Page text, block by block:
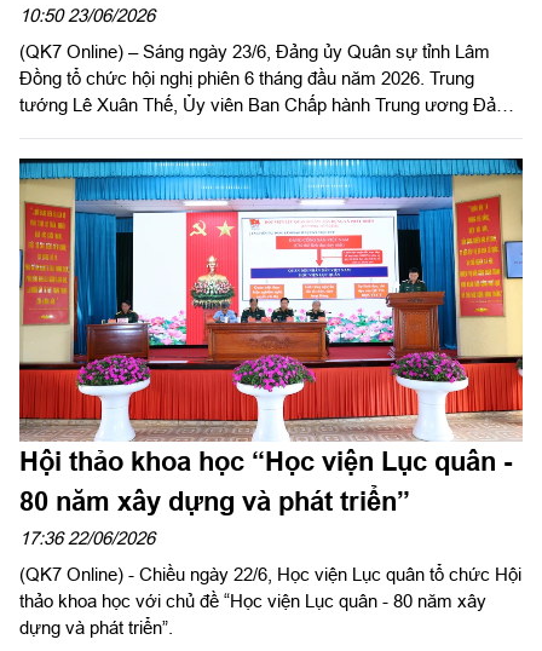
2026
10:50 23/06/2026
(QK7 Online) – Sáng ngày 23/6, Đảng ủy Quân sự tỉnh Lâm
Đồng tổ chức hội nghị phiên 6 tháng đầu năm 2026. Trung
tướng Lê Xuân Thế, Ủy viên Ban Chấp hành Trung ương Đảng,
Quân khu 7 dự, phát biểu chỉ đạo. Đồng chí Y Thanh Hà Niê
KĐăm, Ủy viên Ban Chấp hành Trung ương Đảng, Bí thư Tỉnh
ủy, Bí thư Đảng ủy Quân sự (ĐUQS) tỉnh chủ trì hội nghị.
Hội thảo khoa học “Học viện Lục quân -
80 năm xây dựng và phát triển”
17:36 22/06/2026
(QK7 Online) - Chiều ngày 22/6, Học viện Lục quân tổ chức Hội
thảo khoa học với chủ đề “Học viện Lục quân - 80 năm xây
dựng và phát triển”.